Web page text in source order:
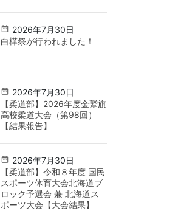
2026年7月30日
白樺祭が行われました！
2026年7月30日
【柔道部】2026年度金鷲旗
高校柔道大会（第98回）
【結果報告】
2026年7月30日
【柔道部】令和８年度 国民
スポーツ体育大会北海道ブ
ロック予選会 兼 北海道ス
ポーツ大会【大会結果】